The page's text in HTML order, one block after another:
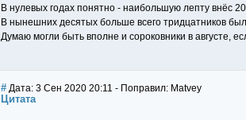
В нулевых годах понятно - наибольшую лепту внёс
В нынешних десятых больше всего тридцатников
Думаю могли быть вполне и сороковники в августе,
# Дата: 3 Сен 2020 20:11 - Поправил: Matvey
Цитата